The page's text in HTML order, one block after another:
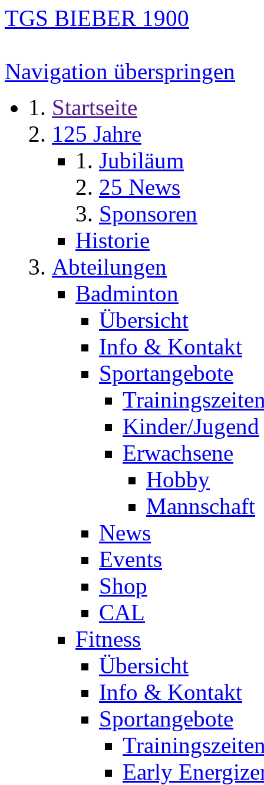
TGS BIEBER 1900
Navigation überspringen
Startseite
125 Jahre
Jubiläum
25 News
Sponsoren
Historie
Abteilungen
Badminton
Übersicht
Info & Kontakt
Sportangebote
Kinder/Jugend
Erwachsene
Hobby
Mannschaft
News
Events
Shop
CAL
Fitness
Übersicht
Info & Kontakt
Sportangebote
Early